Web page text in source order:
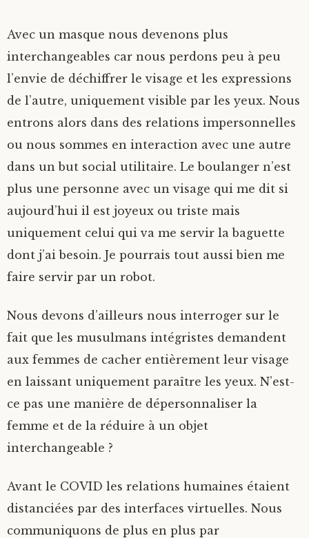
Avec un masque nous devenons plus
interchangeables car nous perdons peu à peu
l’envie de déchiffrer le visage et les expressions
de l’autre, uniquement visible par les yeux. Nous
entrons alors dans des relations impersonnelles
ou nous sommes en interaction avec une autre
dans un but social utilitaire. Le boulanger n’est
plus une personne avec un visage qui me dit si
aujourd’hui il est joyeux ou triste mais
uniquement celui qui va me servir la baguette
dont j’ai besoin. Je pourrais tout aussi bien me
faire servir par un robot.
Nous devons d’ailleurs nous interroger sur le
fait que les musulmans intégristes demandent
aux femmes de cacher entièrement leur visage
en laissant uniquement paraître les yeux. N’est-
ce pas une manière de dépersonnaliser la
femme et de la réduire à un objet
interchangeable ?
Avant le COVID les relations humaines étaient
distanciées par des interfaces virtuelles. Nous
communiquons de plus en plus par